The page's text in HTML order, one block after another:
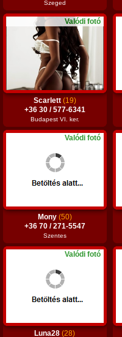
Szeged
Valódi fotó
Scarlett (19)
+36 30 / 577-6341
Budapest VI. ker.
Valódi fotó
Mony (50)
+36 70 / 271-5547
Szentes
Valódi fotó
Luna28(28)